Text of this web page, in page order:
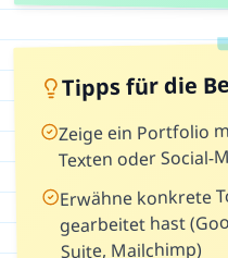
Tipps für die
Zeige ein Portfolio
Texten oder Social-
Erwähne konkrete
gearbeitet hast
Suite, Mailchimp)